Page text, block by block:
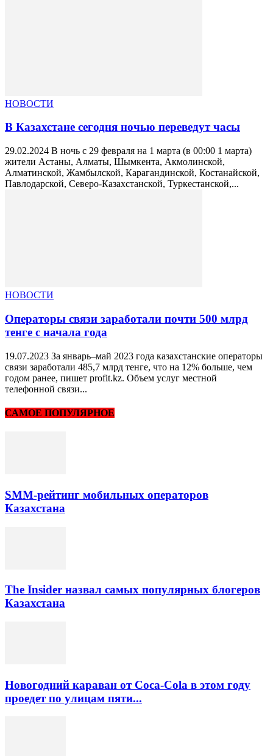
НОВОСТИ
В Казахстане сегодня ночью переведут часы
29.02.2024 В ночь с 29 февраля на 1 марта (в 00:00 1 марта)
жители Астаны, Алматы, Шымкента, Акмолинской,
Алматинской, Жамбылской, Карагандинской, Костанайской,
Павлодарской, Северо-Казахстанской, Туркестанской,...
НОВОСТИ
Операторы связи заработали почти 500 млрд
тенге с начала года
19.07.2023 За январь–май 2023 года казахстанские операторы
связи заработали 485,7 млрд тенге, что на 12% больше, чем
годом ранее, пишет profit.kz. Объем услуг местной
телефонной связи...
САМОЕ ПОПУЛЯРНОЕ
SMM-рейтинг мобильных операторов
Казахстана
The Insider назвал самых популярных блогеров
Казахстана
Новогодний караван от Coca-Cola в этом году
проедет по улицам пяти...